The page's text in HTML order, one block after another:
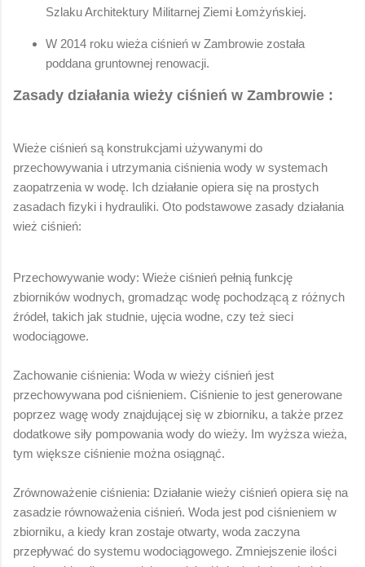
Szlaku Architektury Militarnej Ziemi Łomżyńskiej.
W 2014 roku wieża ciśnień w Zambrowie została
poddana gruntownej renowacji.
Zasady działania wieży ciśnień w Zambrowie :
Wieże ciśnień są konstrukcjami używanymi do
przechowywania i utrzymania ciśnienia wody w systemach
zaopatrzenia w wodę. Ich działanie opiera się na prostych
zasadach fizyki i hydrauliki. Oto podstawowe zasady działania
wież ciśnień:
Przechowywanie wody: Wieże ciśnień pełnią funkcję
zbiorników wodnych, gromadząc wodę pochodzącą z różnych
źródeł, takich jak studnie, ujęcia wodne, czy też sieci
wodociągowe.
Zachowanie ciśnienia: Woda w wieży ciśnień jest
przechowywana pod ciśnieniem. Ciśnienie to jest generowane
poprzez wagę wody znajdującej się w zbiorniku, a także przez
dodatkowe siły pompowania wody do wieży. Im wyższa wieża,
tym większe ciśnienie można osiągnąć.
Zrównoważenie ciśnienia: Działanie wieży ciśnień opiera się na
zasadzie równoważenia ciśnień. Woda jest pod ciśnieniem w
zbiorniku, a kiedy kran zostaje otwarty, woda zaczyna
przepływać do systemu wodociągowego. Zmniejszenie ilości